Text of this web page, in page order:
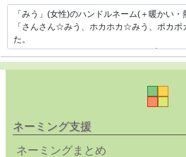
ネーミング支援
ネーミングまとめ